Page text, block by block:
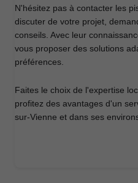
N'hésitez pas à contacter les
discuter de votre projet,
conseils. Avec leur
vous proposer des solutions
préférences.
Faites le choix de l'expertise
profitez des avantages d'un
sur-Vienne et dans ses